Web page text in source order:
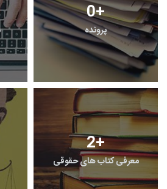
0+
پرونده
2+
معرفی کتاب های حقوقی